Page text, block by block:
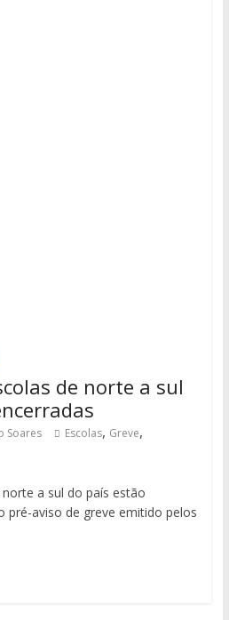
de norte a sul
Soares Escolas, Greve,
a sul do país estão
pré-aviso de greve emitido pelos